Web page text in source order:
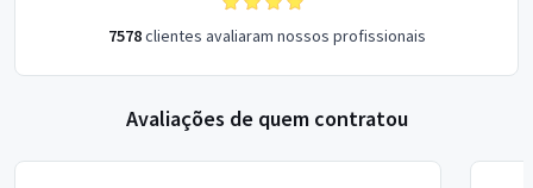
7578clientes avaliaram nossos profissionais
Avaliações de quem contratou